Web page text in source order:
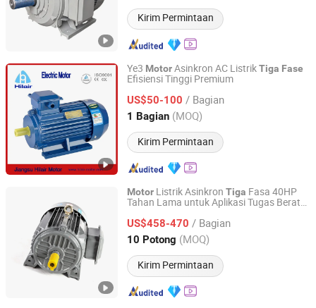
Kirim Permintaan
Ye3 MotorAsinkron AC ListrikTiga Fase
Efisiensi Tinggi Premium
US$50-100 / Bagian
1 Bagian (MOQ)
Kirim Permintaan
Jiangsu Hilair Electromechanical Technology Co., Ltd.
Jiangsu, China Harga mulai 2006
Motor Listrik Asinkron Tiga Fasa 40HP
Tahan Lama untuk Aplikasi Tugas Berat
US$458-470 / Bagian
10 Potong (MOQ)
Kirim Permintaan
Hangzhou Dell Electromechanical Co., Ltd.
Zhejiang, China Harga mulai 2024